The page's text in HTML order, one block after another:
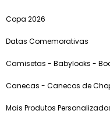
Copa 2026
Datas Comemorativas
Camisetas - Babylooks -
Canecas - Canecos de
Mais Produtos